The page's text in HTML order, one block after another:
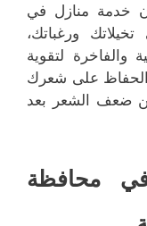
خدمة منازل في
ورغباتك،
والفاخرة لتقوية
على شعرك
ضعف الشعر بعد
محافظة